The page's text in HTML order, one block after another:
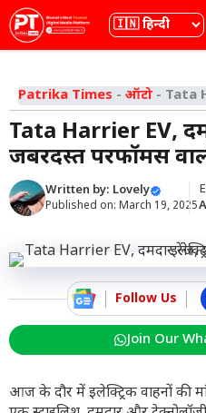
Skip
to
content
भाषा
Patrika Times - ऑटो - Tata
Tata Harrier EV,
जबरदस्त परफॉर्मेंस
Written by: Lovely
Published on: March 19, 2025
Follow Us
Join Our
आज के दौर में इलेक्ट्रिक वाहनों की